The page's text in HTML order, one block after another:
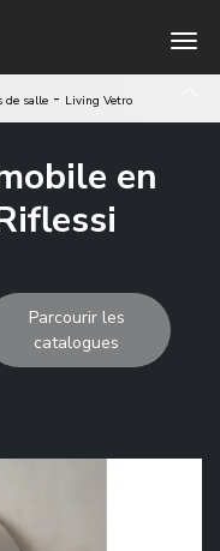
de salle - Living Vetro
en
Parcourir les
catalogues